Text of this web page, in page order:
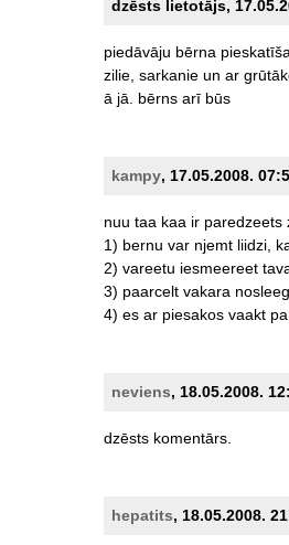
dzēsts lietotājs,
piedāvāju bērna
zilie, sarkanie un ar
ā jā. bērns arī būs
kampy, 17.05.2008.
nuu taa kaa ir paredzeets
1) bernu var njemt liidzi,
2) vareetu iesmeereet
3) paarcelt vakara
4) es ar piesakos vaakt pa
neviens, 18.05.2008.
dzēsts komentārs.
hepatits, 18.05.2008.